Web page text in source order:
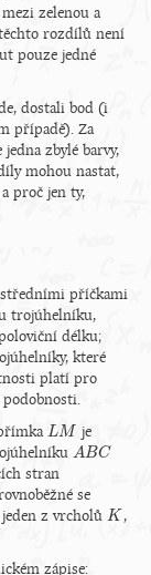
mezi zelenou a
rozdílů není
pouze jedné
dostali bod (i
případě). Za
zbylé barvy,
mohou nastat,
proč jen ty,
příčkami
trojúhelníku,
délku;
které
platí pro
LM
LM
je
ABC
ABC
stran
se
z vrcholůK
K ,
zápise: